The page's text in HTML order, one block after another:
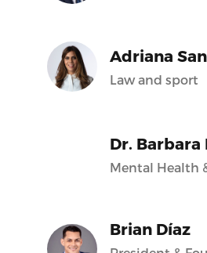
Adriana
Law and sport
Dr. Barbara
Mental Health
Brian Díaz